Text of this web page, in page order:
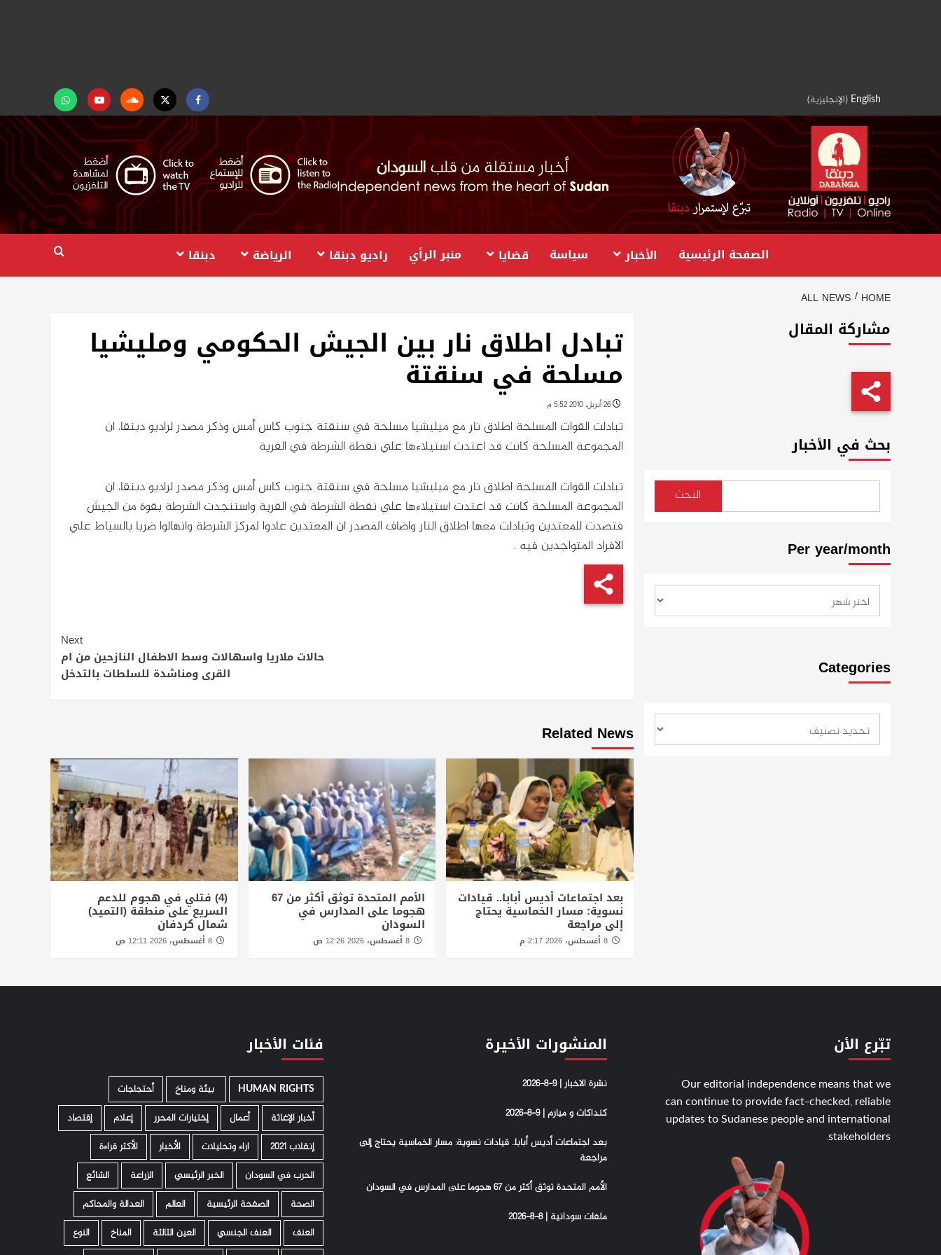
English
(الإنجليزية)
Facebook
Twitter
Soundcloud
Youtubeتابعنا
على
واتساب
الصفحة الرئيسية الأخبار سياسة قضايا منبر الرأي راديو دبنقا الرياضة دبنقا
HOME
ALL NEWS
تبادل اطلاق نار بين الجيش الحكومي ومليشيا
مسلحة في سنقتة
26 أبريل، 2010 5:52 م
تبادلت القوات المسلحة اطلاق نار مع ميليشيا مسلحة في سنقتة جنوب كاس أمس وذكر مصدر لراديو دبنقا، ان
المجموعة المسلحة كانت قد اعتدت استيلاءها علي نقطة الشرطة في القرية
تبادلت القوات المسلحة اطلاق نار مع ميليشيا مسلحة في سنقتة جنوب كاس أمس وذكر مصدر لراديو دبنقا، ان
المجموعة المسلحة كانت قد اعتدت استيلاءها علي نقطة الشرطة في القرية واستنجدت الشرطة بقوة من الجيش
فتصدت للمعتدين وتبادلت معها اطلاق النار واضاف المصدر ان المعتدين عادوا لمركز الشرطة وانهالوا ضربا بالسياط علي
الافراد المتواجدين فيه .
Next
حالات ملاريا واسهالات وسط الاطفال النازحين من ام
القرى ومناشدة للسلطات بالتدخل
Related News
بعد اجتماعات أديس أبابا.. قيادات
نسوية: مسار الخماسية يحتاج
إلى مراجعة
8 أغسطس، 2026 2:17 م
الأمم المتحدة توثق أكثر من 67
هجوما على المدارس في
السودان
(4) فتلي في هجوم للدعم
السريع على منطقة (التميد)
شمال كردفان
8 أغسطس، 2026 12:11 ص
مشاركة المقال
بحث في الأخبار
البحث
Per year/month
Categories
تبّرع الأن
Our editorial independence means that we
can continue to provide fact-checked, reliable
updates to Sudanese people and international
stakeholders.
المنشورات الأخيرة
نشرة الاخبار | 9-8-2026
كنداكات و ميارم | 9-8-2026
بعد اجتماعات أديس أبابا.. قيادات نسوية: مسار الخماسية يحتاج إلى
مراجعة
الأمم المتحدة توثق أكثر من 67 هجوما على المدارس في السودان
ملفات سودانية | 8-8-2026
فئات الأخبار
HUMAN RIGHTS ­ بيئة ومناخ
أحتجاجات
أخبار الإغاثة
أعمال إختيارات المحرر إعلام
إقتصاد
إنقلاب 2021
اراء وتحليلات الأخبار
الأكثر قراءة
الحرب في السودان
الخبر الرئيسي الزراعة
الشائع
الصحة
الصفحة الرئيسية العالم
العدالة والمحاكم
العنف
العنف الجنسي العين الثالثة المناخ
النوع